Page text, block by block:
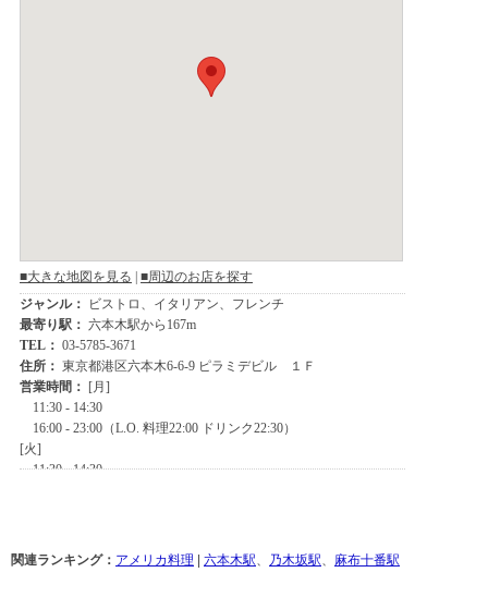
関連ランキング： アメリカ料理 六本木駅、 乃木坂駅、 麻布十番駅